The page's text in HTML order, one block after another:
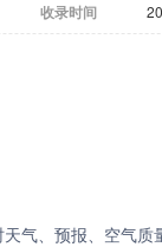
收录时间
气、预报、空气质